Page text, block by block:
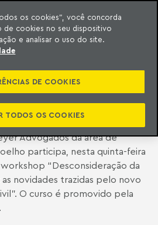
SOBRE
Advogados da área de
participa, nesta quinta-feira
“Desconsideração da
novidades trazidas pelo novo
O curso é promovido pela
os cookies”, você concorda
de cookies no seu dispositivo
e analisar o uso do site.
DE COOKIES
TODOS OS COOKIES